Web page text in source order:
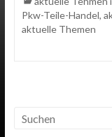
Pkw-Teile-Handel,
aktuelle Themen